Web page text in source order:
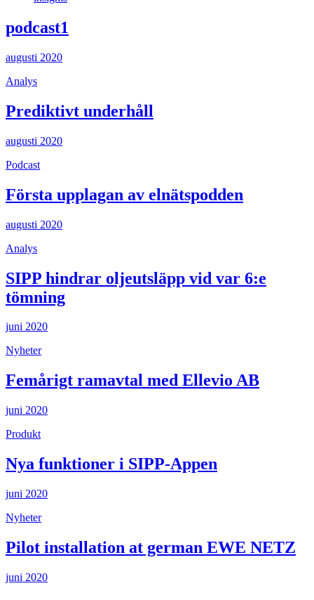
podcast1
augusti 2020
Analys
Prediktivt underhåll
augusti 2020
Podcast
Första upplagan av elnätspodden
augusti 2020
Analys
SIPP hindrar oljeutsläpp vid var 6:e
tömning
juni 2020
Nyheter
Femårigt ramavtal med Ellevio AB
juni 2020
Produkt
Nya funktioner i SIPP-Appen
juni 2020
Nyheter
Pilot installation at german EWE NETZ
juni 2020